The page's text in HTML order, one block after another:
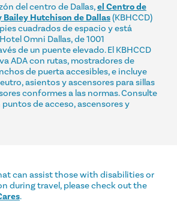
del centro de Dallas,el Centro de
Bailey Hutchison de Dallas(KBHCCD)
cuadrados de espacio y está
Omni Dallas, de 1001
de un puente elevado. El KBHCCD
ADA con rutas, mostradores de
de puerta accesibles, e incluye
asientos y ascensores para sillas
conformes a las normas. Consulte
de acceso, ascensores y
can assist those with disabilities or
during travel, please check out the
.